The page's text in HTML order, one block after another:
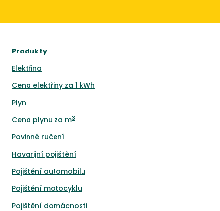
Produkty
Elektřina
Cena elektřiny za 1 kWh
Plyn
Cena plynu za m3
Povinné ručení
Havarijní pojištění
Pojištění automobilu
Pojištění motocyklu
Pojištění domácnosti